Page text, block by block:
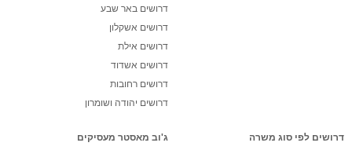
דרושים באר שבע
דרושים אשקלון
דרושים אילת
דרושים אשדוד
דרושים רחובות
דרושים יהודה ושומרון
דרושים לפי סוג משרה
ג'וב מאסטר מעסיקים